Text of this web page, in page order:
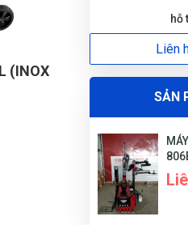
(INOX
N
Nguyễn
Phong cách làm
thích cái gì
PQ
hỗ
Liên
SẢN